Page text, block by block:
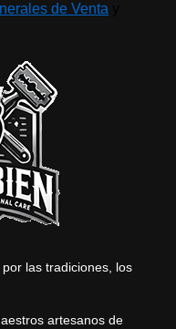
de Venta
las tradiciones, los
artesanos de